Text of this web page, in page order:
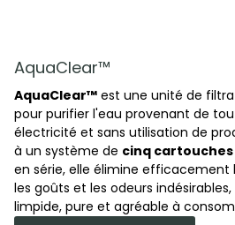
AquaClear™
AquaClear™ est une unité de
pour purifier l'eau provenant de
électricité et sans utilisation de
à un système de cinq
en série, elle élimine efficacement
les goûts et les odeurs
limpide, pure et agréable à